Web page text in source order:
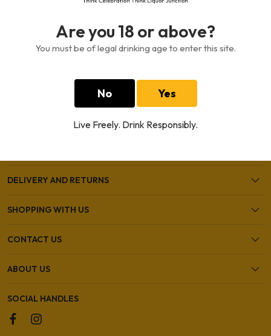
Are you 18 or above?
You must be of legal drinking age to enter this site.
No Yes
Live Freely. Drink Responsibly.
Subscribe our newsletter
HELP AND SUPPORT
DELIVERY AND RETURNS
SHOPPING WITH US
CONTACT US
ABOUT US
SOCIAL HANDLES